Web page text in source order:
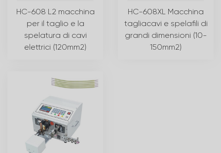
HC-608 L2 macchina
per il taglio e la
spelatura di cavi
elettrici (120mm2)
HC-608XL Macchina
tagliacavi e spelafili di
grandi dimensioni (10-
150mm2)